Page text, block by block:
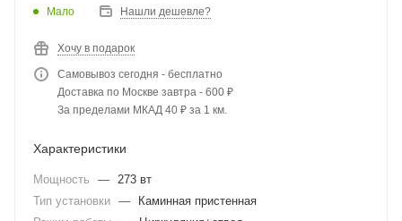
Мало Нашли дешевле?
Хочу в подарок
Самовывоз сегодня - бесплатно
Доставка по Москве завтра - 600 ₽
За пределами МКАД 40 ₽ за 1 км.
Характеристики
Мощность — 273 вт
Тип установки —
Каминная пристенная